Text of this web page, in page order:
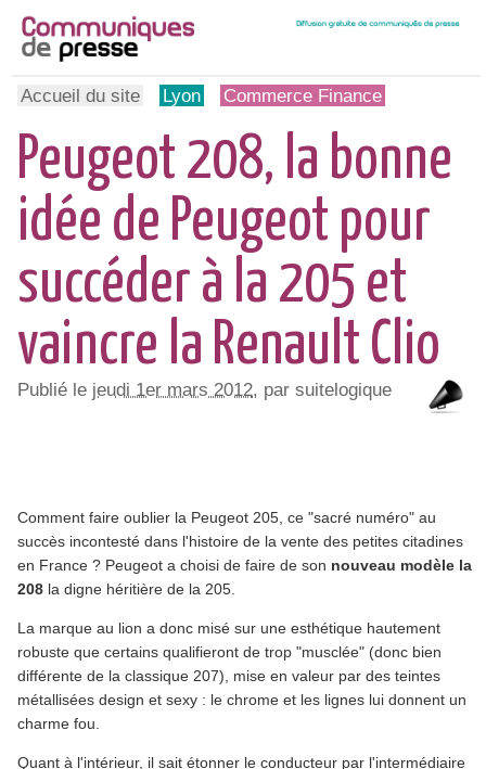
Accueil du site Lyon Commerce Finance
Peugeot 208, la bonne
idée de Peugeot pour
succéder à la 205 et
vaincre la Renault Clio
Publié le jeudi 1er mars 2012, par suitelogique
Comment faire oublier la Peugeot 205, ce "sacré numéro" au
succès incontesté dans l'histoire de la vente des petites citadines
en France ? Peugeot a choisi de faire de son nouveau modèle la
208 la digne héritière de la 205.
La marque au lion a donc misé sur une esthétique hautement
robuste que certains qualifieront de trop "musclée" (donc bien
différente de la classique 207), mise en valeur par des teintes
métallisées design et sexy : le chrome et les lignes lui donnent un
charme fou.
Quant à l'intérieur, il sait étonner le conducteur par l'intermédiaire